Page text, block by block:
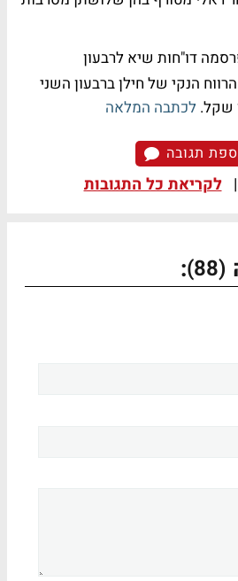
דו"חות שיא לרבעון
הנקי של חילן ברבעון השני
לכתבה המלאה
תגובה
| לקריאת כל התגובות
(88)
: